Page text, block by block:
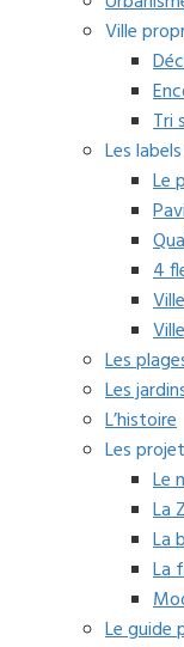
Ville
Tri
Les
Le
4
Les
Les
L’histoire
Les
Le
La
La
La
Le guide